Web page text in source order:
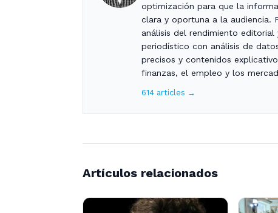
optimización para que la
clara y oportuna a la audiencia.
análisis del rendimiento
periodístico con análisis de
precisos y contenidos
finanzas, el empleo y los
614 articles →
Artículos relacionados